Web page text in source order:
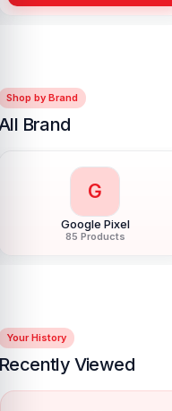
Shop by Brand
Brand
G
Google Pixel
85 Products
Your History
Viewed